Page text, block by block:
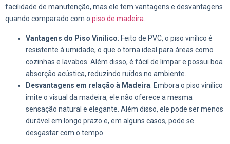
facilidade de manutenção, mas ele tem vantagens e desvantagens
quando comparado com o piso de madeira.
Vantagens do Piso Vinílico: Feito de PVC, o piso vinílico é
resistente à umidade, o que o torna ideal para áreas como
cozinhas e lavabos. Além disso, é fácil de limpar e possui boa
absorção acústica, reduzindo ruídos no ambiente.
Desvantagens em relação à Madeira: Embora o piso vinílico
imite o visual da madeira, ele não oferece a mesma
sensação natural e elegante. Além disso, ele pode ser menos
durável em longo prazo e, em alguns casos, pode se
desgastar com o tempo.